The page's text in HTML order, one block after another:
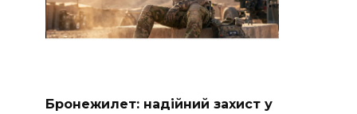
Бронежилет: надійний захист у